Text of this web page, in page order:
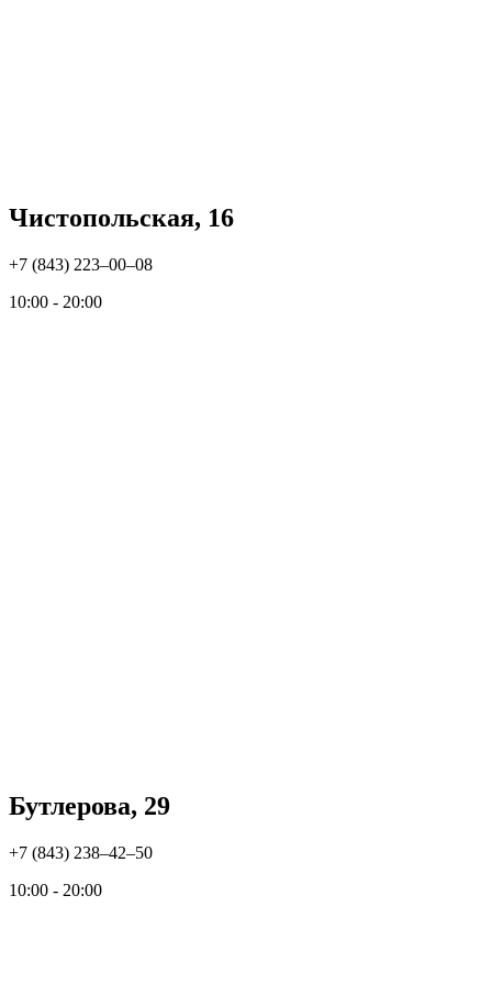
Чистопольская, 16
+7 (843) 223‒00‒08
10:00 - 20:00
Бутлерова, 29
+7 (843) 238‒42‒50
10:00 - 20:00